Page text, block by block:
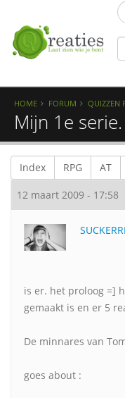
HOME FORUM QUIZZEN
Mijn 1e
Index RPG AT
12 maart 2009 - 17:58
is er. het proloog =]
gemaakt is en er 5
De minnares van
goes about :